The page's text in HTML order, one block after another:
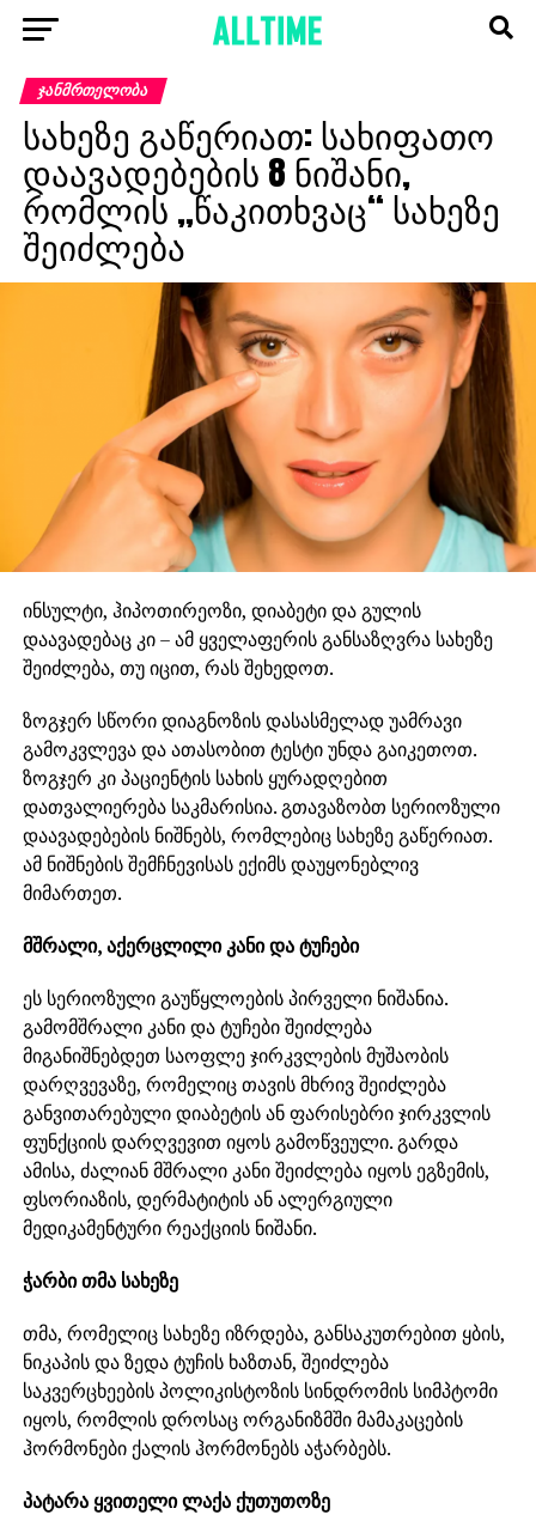
ᲯᲐᲜᲛᲠᲗᲔᲚᲝᲑᲐ
სახეზე გაწერიათ: სახიფათო
დაავადებების 8 ნიშანი,
რომლის „წაკითხვაც“ სახეზე
შეიძლება
ინსულტი, ჰიპოთირეოზი, დიაბეტი და გულის
დაავადებაც კი – ამ ყველაფერის განსაზღვრა სახეზე
შეიძლება, თუ იცით, რას შეხედოთ.
ზოგჯერ სწორი დიაგნოზის დასასმელად უამრავი
გამოკვლევა და ათასობით ტესტი უნდა გაიკეთოთ.
ზოგჯერ კი პაციენტის სახის ყურადღებით
დათვალიერება საკმარისია. გთავაზობთ სერიოზული
დაავადებების ნიშნებს, რომლებიც სახეზე გაწერიათ.
ამ ნიშნების შემჩნევისას ექიმს დაუყონებლივ
მიმართეთ.
მშრალი, აქერცლილი კანი და ტუჩები
ეს სერიოზული გაუწყლოების პირველი ნიშანია.
გამომშრალი კანი და ტუჩები შეიძლება
მიგანიშნებდეთ საოფლე ჯირკვლების მუშაობის
დარღვევაზე, რომელიც თავის მხრივ შეიძლება
განვითარებული დიაბეტის ან ფარისებრი ჯირკვლის
ფუნქციის დარღვევით იყოს გამოწვეული. გარდა
ამისა, ძალიან მშრალი კანი შეიძლება იყოს ეგზემის,
ფსორიაზის, დერმატიტის ან ალერგიული
მედიკამენტური რეაქციის ნიშანი.
ჭარბი თმა სახეზე
თმა, რომელიც სახეზე იზრდება, განსაკუთრებით ყბის,
ნიკაპის და ზედა ტუჩის ხაზთან, შეიძლება
საკვერცხეების პოლიკისტოზის სინდრომის სიმპტომი
იყოს, რომლის დროსაც ორგანიზმში მამაკაცების
ჰორმონები ქალის ჰორმონებს აჭარბებს.
პატარა ყვითელი ლაქა ქუთუთოზე